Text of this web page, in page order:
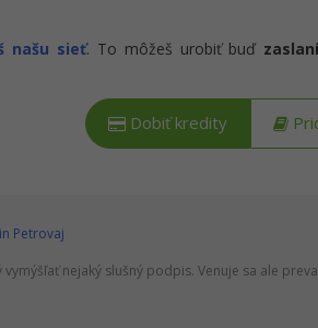
našu sieť. To môžeš urobiť buď
Dobiť kredity
Petrovaj
nejaký slušný podpis. Venuje sa ale